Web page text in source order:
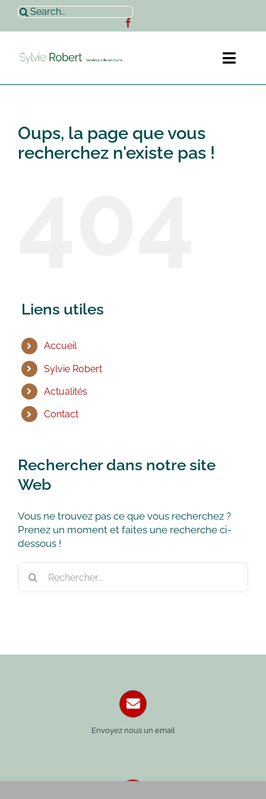
Passer
contenu
Rechercher:
Sylvie Robert
Oups, la page que vous
recherchez n'existe pas !
Liens utiles
Accueil
Sylvie Robert
Actualités
Contact
Rechercher dans notre site
Web
Vous ne trouvez pas ce que vous recherchez ?
Prenez un moment et faites une recherche ci-
dessous !
Envoyez nous un email